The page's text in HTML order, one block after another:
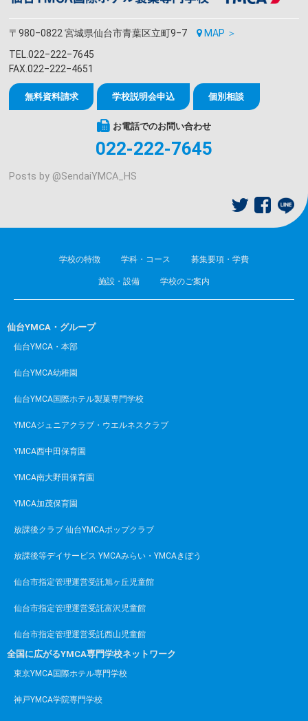
〒980‒0822 宮城県仙台市青葉区立町9‒7
MAP ＞
TEL.022‒222‒7645
FAX.022‒222‒4651
無料資料請求 学校説明会申込 個別相談
お電話でのお問い合わせ
022-222-7645
Posts by @SendaiYMCA_HS
学校の特徴 学科・コース 募集要項・学費
施設・設備 学校のご案内
仙台YMCA・グループ
仙台YMCA・本部
仙台YMCA幼稚園
仙台YMCA国際ホテル製菓専門学校
YMCAジュニアクラブ・ウエルネスクラブ
YMCA西中田保育園
YMCA南大野田保育園
YMCA加茂保育園
放課後クラブ 仙台YMCAポップクラブ
放課後等デイサービス YMCAみらい・YMCAきぼう
仙台市指定管理運営受託旭ヶ丘児童館
仙台市指定管理運営受託富沢児童館
仙台市指定管理運営受託西山児童館
全国に広がるYMCA専門学校ネットワーク
東京YMCA国際ホテル専門学校
神戸YMCA学院専門学校